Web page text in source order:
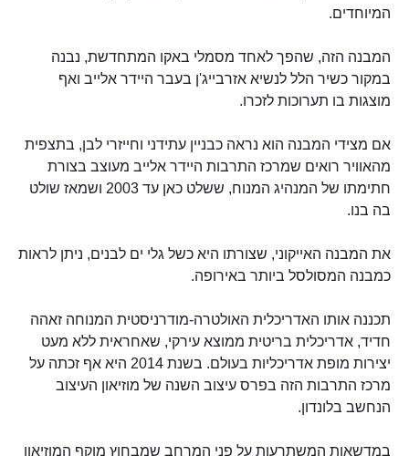
המיוחדים.
המבנה הזה, שהפך לאחד מסמלי באקו המתחדשת, נבנה
במקור כשיר הלל לנשיא אזרבייג'ן בעבר היידר אלייב ואף
מוצגות בו תערוכות לזכרו.
אם מצידי המבנה הוא נראה כבניין עתידני וחייזרי לבן, בתצפית
מהאוויר רואים שמרכז התרבות היידר אלייב מעוצב בצורת
חתימתו של המנהיג המנוח, ששלט כאן עד 2003 ושמאז שולט
בה בנו.
את המבנה האייקוני, שצורתו היא כשל גלי ים לבנים, ניתן לראות
כמבנה המסולסל ביותר באירופה.
תכננה אותו האדריכלית האולטרה-מודרניסטית המנוחה זאהה
חדיד, אדריכלית בריטית ממוצא עירקי, שאחראית ללא מעט
יצירות מופת אדריכליות בעולם. בשנת 2014 היא אף זכתה על
מרכז התרבות הזה בפרס עיצוב השנה של מוזיאון העיצוב
הנחשב בלונדון.
במדשאות המשתרעות על פני המרחב שמבחוץ מוקף המוזיאון